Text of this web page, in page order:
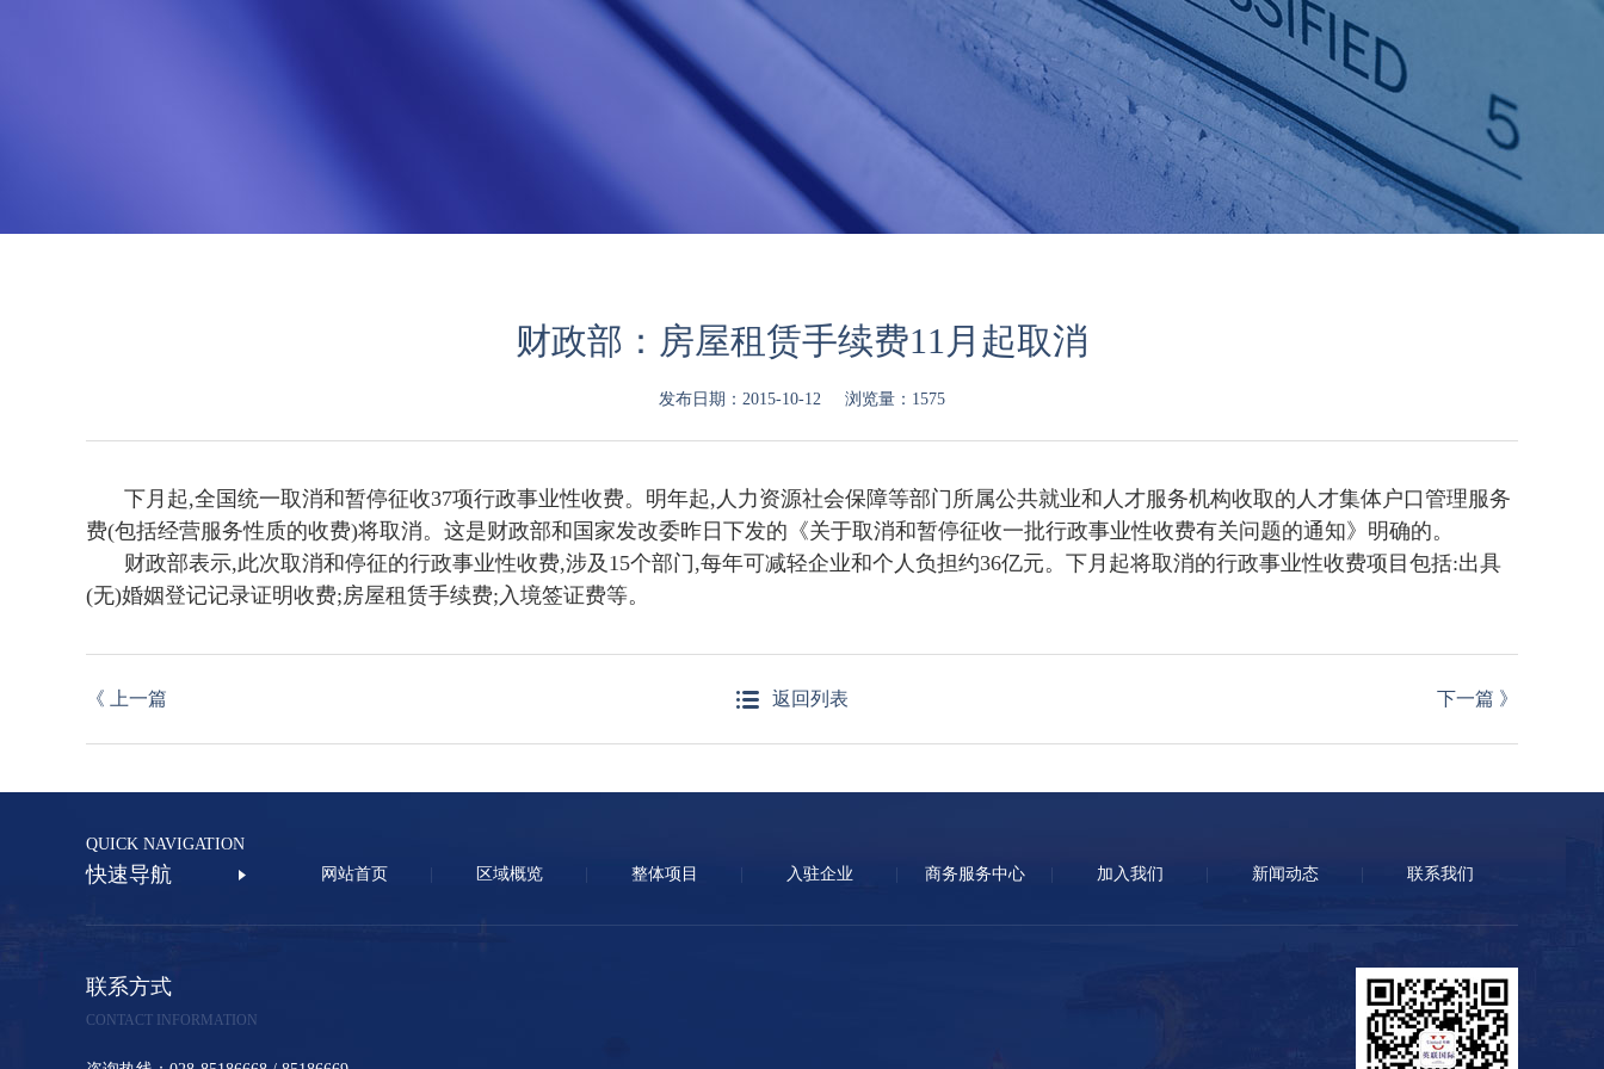
财政部：房屋租赁手续费11月起取消
发布日期：2015-10-12 浏览量：1575
下月起,全国统一取消和暂停征收37项行政事业性收费。明年起,人力资源社会保障等部门所属公共就业和人才服务机构收取的人才集体户口管理服务
费(包括经营服务性质的收费)将取消。这是财政部和国家发改委昨日下发的《关于取消和暂停征收一批行政事业性收费有关问题的通知》明确的。
财政部表示,此次取消和停征的行政事业性收费,涉及15个部门,每年可减轻企业和个人负担约36亿元。下月起将取消的行政事业性收费项目包括:出具
(无)婚姻登记记录证明收费;房屋租赁手续费;入境签证费等。
《 上一篇 返回列表 下一篇 》
QUICK NAVIGATION
快速导航 网站首页 区域概览 整体项目 入驻企业 商务服务中心 加入我们 新闻动态 联系我们
联系方式
CONTACT INFORMATION